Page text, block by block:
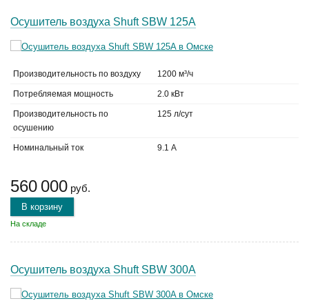
Осушитель воздуха Shuft SBW 125A
Производительность по воздуху 1200 м³/ч
Потребляемая мощность 2.0 кВт
Производительность по
осушению
125 л/сут
Номинальный ток 9.1 А
560 000 руб.
В корзину
На складе
Осушитель воздуха Shuft SBW 300A